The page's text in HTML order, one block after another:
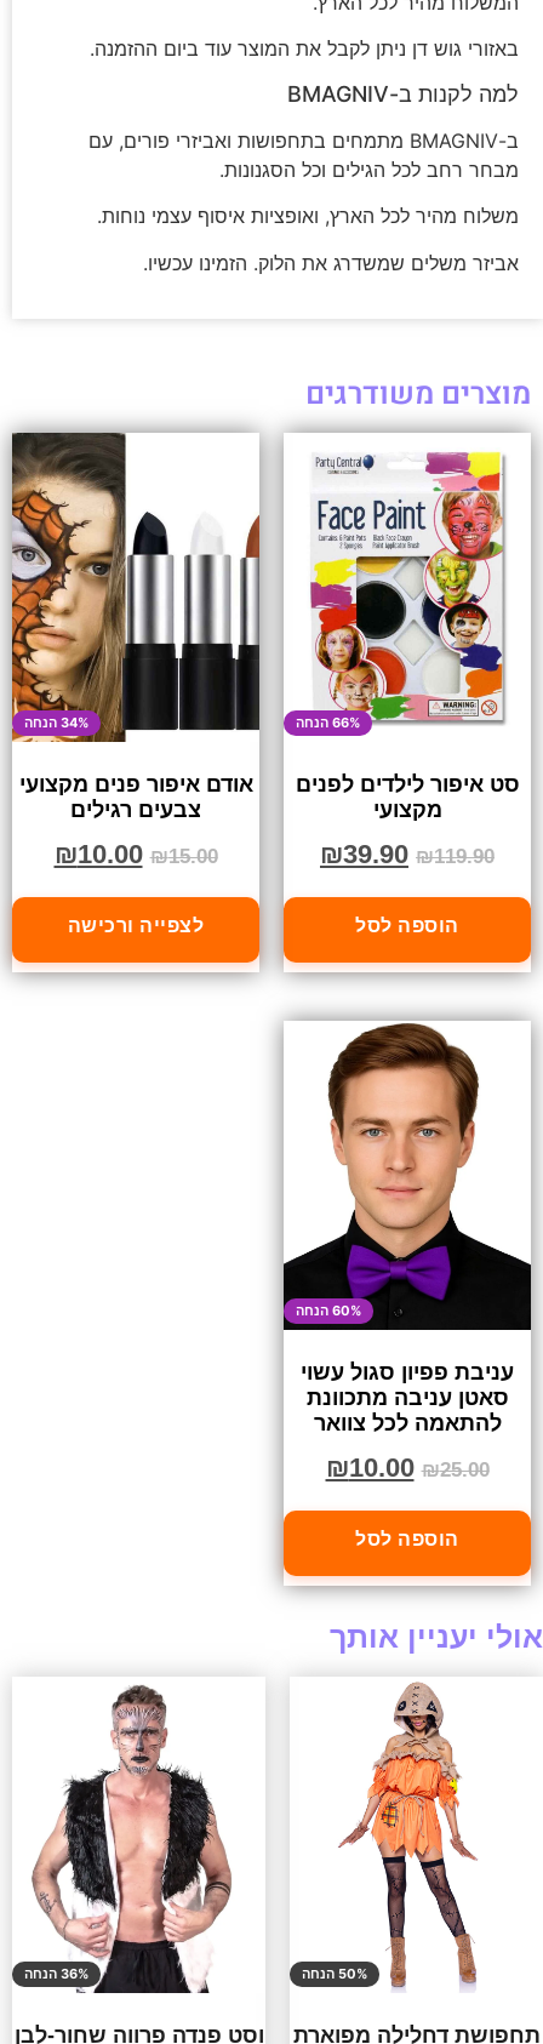
באזורי גוש דן ניתן לקבל את המוצר עוד ביום ההזמנה.
למה לקנות ב-BMAGNIV
ב-BMAGNIV מתמחים בתחפושות ואביזרי פורים, עם
מבחר רחב לכל הגילים וכל הסגנונות.
משלוח מהיר לכל הארץ, ואופציות איסוף עצמי נוחות.
אביזר משלים שמשדרג את הלוק. הזמינו עכשיו.
מוצרים משודרגים
66% הנחה
סט איפור לילדים לפנים
מקצועי
₪119.90
₪39.90
הוספה לסל
34% הנחה
אודם איפור פנים מקצועי
צבעים רגילים
₪15.00
₪10.00
לצפייה ורכישה
60% הנחה
עניבת פפיון סגול עשוי
סאטן עניבה מתכוונת
להתאמה לכל צוואר
₪25.00
₪10.00
הוספה לסל
אולי יעניין אותך
50% הנחה
תחפושת דחלילה מפוארת
36% הנחה
וסט פנדה פרווה שחור-לבן